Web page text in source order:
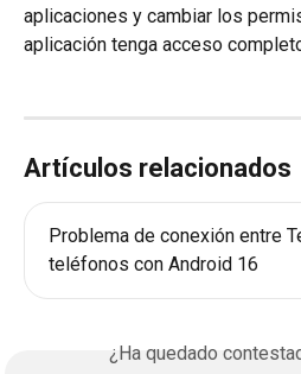
aplicaciones y cambiar los
aplicación tenga acceso
Artículos relacionados
Problema de conexión entre
teléfonos con Android 16
¿Ha quedado